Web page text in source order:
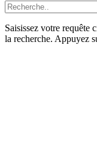
Saisissez votre requête
la recherche. Appuyez